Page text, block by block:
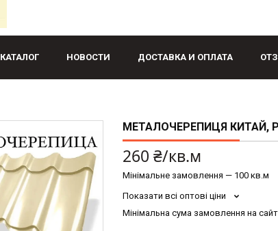
КАТАЛОГ НОВОСТИ ДОСТАВКА И ОПЛАТА
МЕТАЛОЧЕРЕПИЦЯ КИТАЙ,
260 ₴/кв.м
Мінімальне замовлення — 100 кв.м
Показати всі оптові ціни
Мінімальна сума замовлення на